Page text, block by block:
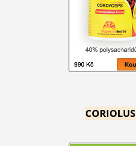
CORIOLUS